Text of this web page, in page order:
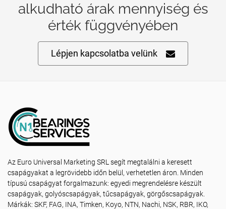
alkudható árak mennyiség és
érték függvényében
Lépjen kapcsolatba velünk
Az Euro Universal Marketing SRL segít megtalálni a keresett
csapágyakat a legrövidebb időn belül, verhetetlen áron. Minden
típusú csapágyat forgalmazunk: egyedi megrendelésre készült
csapágyak, golyóscsapágyak, tűcsapágyak, görgőscsapágyak.
Márkák: SKF, FAG, INA, Timken, Koyo, NTN, Nachi, NSK, RBR, IKO,